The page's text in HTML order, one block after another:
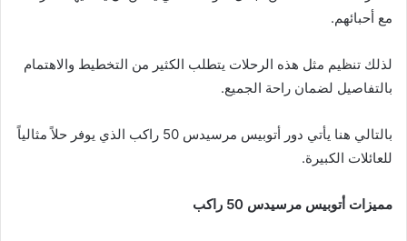
مع أحبائهم.
لذلك تنظيم مثل هذه الرحلات يتطلب الكثير من التخطيط والاهتمام
بالتفاصيل لضمان راحة الجميع.
بالتالي هنا يأتي دور أتوبيس مرسيدس 50 راكب الذي يوفر حلاً مثالياً
للعائلات الكبيرة.
مميزات أتوبيس مرسيدس 50 راكب